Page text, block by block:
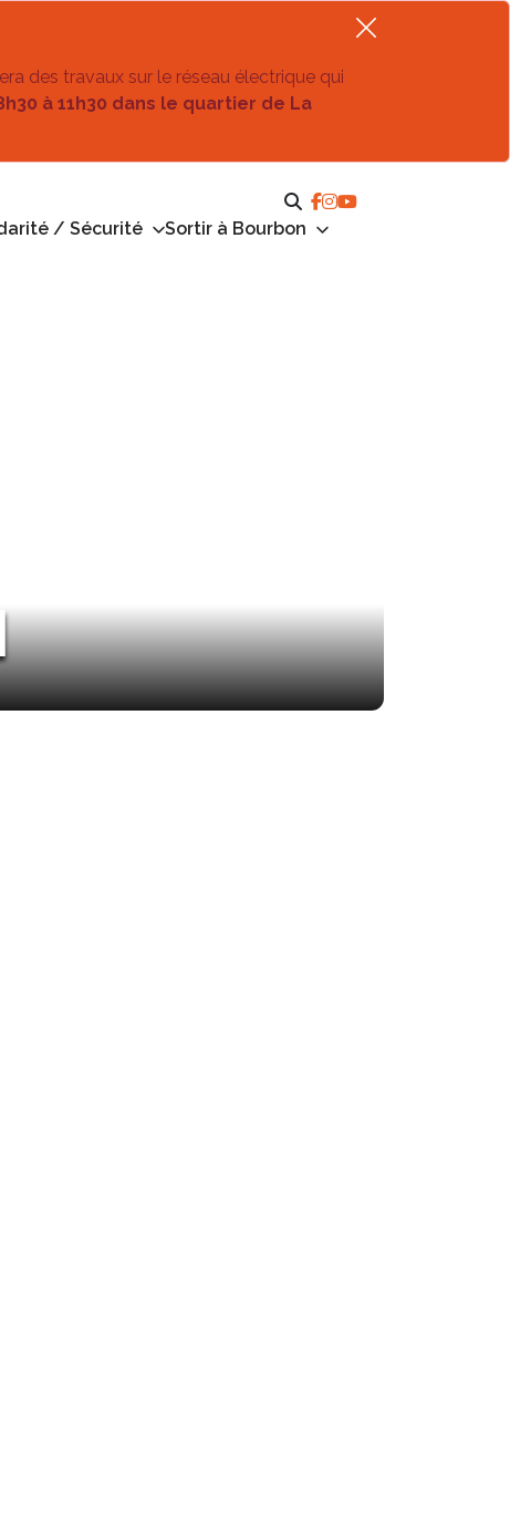
des travaux sur le réseau électrique qui
à 11h30 dans le quartier de La
/ Sécurité
Sortir à Bourbon